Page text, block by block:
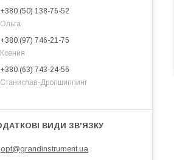
+380 (50) 138-76-52
Ольга
+380 (97) 746-21-75
Ксения
+380 (63) 743-24-56
Станислав-Дропшиппинг
opt@grandinstrument.ua